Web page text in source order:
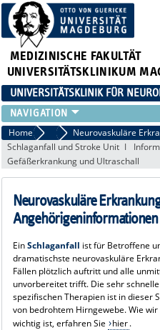
MEDIZINISCHE FAKULTÄT
UNIVERSITÄTSKLINIKUM
UNIVERSITÄTSKLINIK FÜR
TEAM
SCHWERPUNKTE
PATIENTEN/BESUCHER
FORSCHUNG
LEHRE UND AUSBILDUNG
NEUVANET SAN
Home Vaskuläre Neurologie
Schlaganfall und Stroke Unit
Gefäßerkrankung und Ultraschall
Neurovaskuläre
Angehörigeninformationen
EinSchlaganfall ist für Betroffene
dramatischste neurovaskuläre
Fällen plötzlich auftritt und alle
unvorbereitet trifft. Die sehr
spezifischen Therapien ist in dieser
von bedrohtem Hirngewebe. Wie
wichtig ist, erfahren Sie
hier.